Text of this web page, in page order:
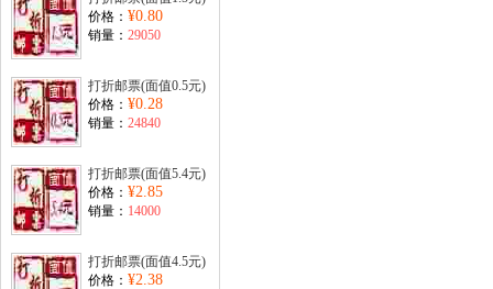
价格： ¥0.80
销量： 29050
打折邮票(面值0.5元)
价格： ¥0.28
销量： 24840
打折邮票(面值5.4元)
价格： ¥2.85
销量： 14000
打折邮票(面值4.5元)
价格： ¥2.38